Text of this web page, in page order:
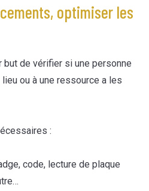
optimiser les
but de vérifier si une personne
lieu ou à une ressource a les
:
code, lecture de plaque